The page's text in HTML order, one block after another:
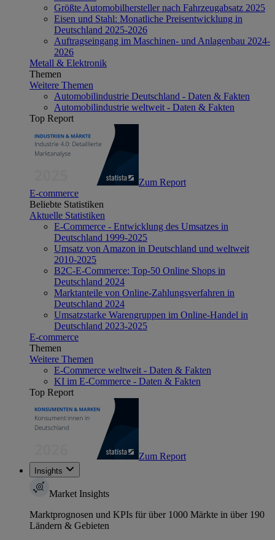
Größte Automobilhersteller nach Fahrzeugabsatz 2025
Eisen und Stahl: Monatliche Preisentwicklung in
Deutschland 2025-2026
Auftragseingang im Maschinen- und Anlagenbau 2024-
2026
Metall & Elektronik
Themen
Weitere Themen
Automobilindustrie Deutschland - Daten & Fakten
Automobilindustrie weltweit - Daten & Fakten
Top Report
Zum Report
E-commerce
Beliebte Statistiken
Aktuelle Statistiken
E-Commerce - Entwicklung des Umsatzes in
Deutschland 1999-2025
Umsatz von Amazon in Deutschland und weltweit
2010-2025
B2C-E-Commerce: Top-50 Online Shops in
Deutschland 2024
Marktanteile von Online-Zahlungsverfahren in
Deutschland 2024
Umsatzstarke Warengruppen im Online-Handel in
Deutschland 2023-2025
E-commerce
Themen
Weitere Themen
E-Commerce weltweit - Daten & Fakten
KI im E-Commerce - Daten & Fakten
Top Report
Zum Report
Insights
Market Insights
Marktprognosen und KPIs für über 1000 Märkte in über 190
Ländern & Gebieten